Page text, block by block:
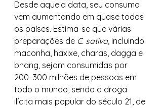
Desde aquela data, seu consumo
vem aumentando em quase todos
os países. Estima-se que várias
preparações de C. sativa, incluindo
maconha, haxixe, charas, dagga e
bhang, sejam consumidas por
200–300 milhões de pessoas em
todo o mundo, sendo a droga
ilícita mais popular do século 21, de